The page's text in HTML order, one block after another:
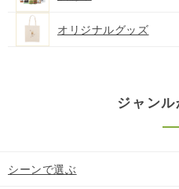
オリジナルグッズ
ジャン
シーンで選ぶ